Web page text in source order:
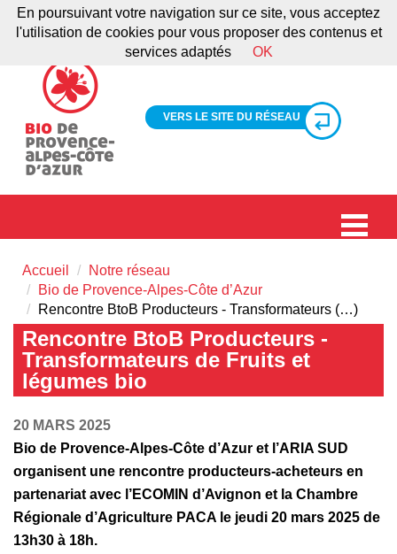
VERS LE SITE DU RÉSEAU
Accueil
Notre réseau
Bio de Provence-Alpes-Côte d’Azur
Rencontre BtoB Producteurs - Transformateurs (…)
Rencontre BtoB Producteurs -
Transformateurs de Fruits et
légumes bio
20 MARS 2025
Bio de Provence-Alpes-Côte d’Azur et l’ARIA SUD
organisent une rencontre producteurs-acheteurs en
partenariat avec l’ECOMIN d’Avignon et la Chambre
Régionale d’Agriculture PACA le jeudi 20 mars 2025 de
13h30 à 18h.
En poursuivant votre navigation sur ce site, vous acceptez
l'utilisation de cookies pour vous proposer des contenus et
services adaptés
OK